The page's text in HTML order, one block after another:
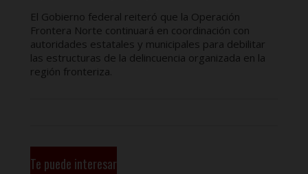
El Gobierno federal reiteró que la Operación
Frontera Norte continuará en coordinación con
autoridades estatales y municipales para debilitar
las estructuras de la delincuencia organizada en la
región fronteriza.
Te puede interesar